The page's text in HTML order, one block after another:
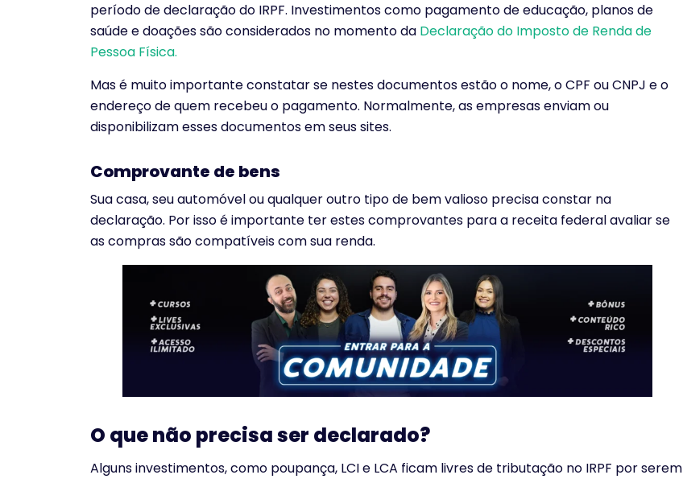
período de declaração do IRPF. Investimentos como pagamento de educação, planos de
saúde e doações são considerados no momento da Declaração do Imposto de Renda de
Pessoa Física.
Mas é muito importante constatar se nestes documentos estão o nome, o CPF ou CNPJ e o
endereço de quem recebeu o pagamento. Normalmente, as empresas enviam ou
disponibilizam esses documentos em seus sites.
Comprovante de bens
Sua casa, seu automóvel ou qualquer outro tipo de bem valioso precisa constar na
declaração. Por isso é importante ter estes comprovantes para a receita federal avaliar se
as compras são compatíveis com sua renda.
O que não precisa ser declarado?
Alguns investimentos, como poupança, LCI e LCA ficam livres de tributação no IRPF por serem